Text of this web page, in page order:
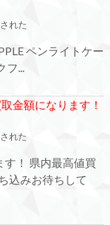
れた
ペンライトケー
フ...
金額になります！
れた
！ 県内最高値買
込みお待ちして